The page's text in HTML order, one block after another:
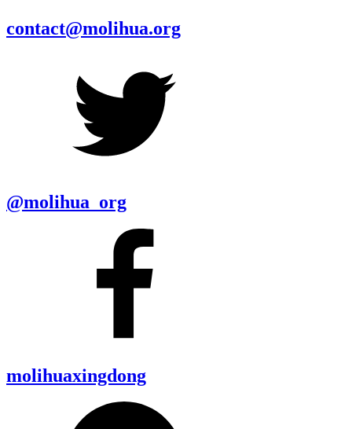
contact@molihua.org
@molihua_org
molihuaxingdong